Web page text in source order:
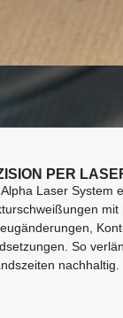
PER
Laser System
So
nachhaltig.